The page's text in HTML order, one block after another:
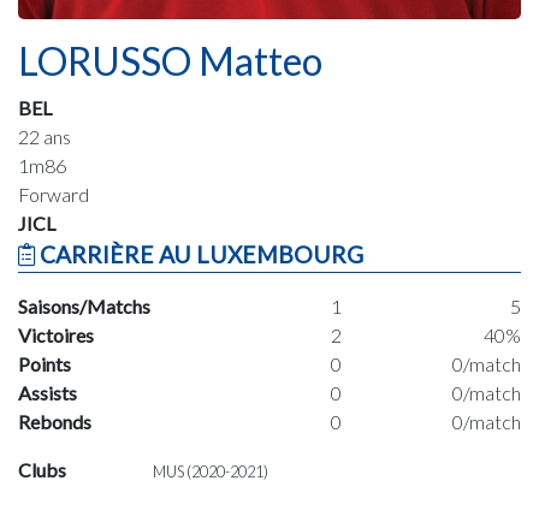
LORUSSO Matteo
BEL
22 ans
1m86
Forward
JICL
CARRIÈRE AU LUXEMBOURG
Saisons/Matchs 1
5
Victoires
2
40%
Points
0
0/match
Assists
0
0/match
Rebonds
0 0/match
Clubs MUS (2020-2021)